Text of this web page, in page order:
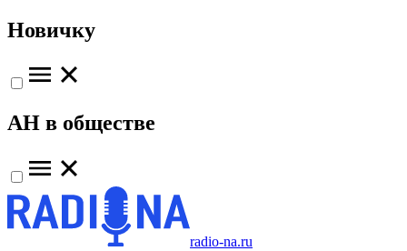
Новичку
АН в обществе
radio-na.ru